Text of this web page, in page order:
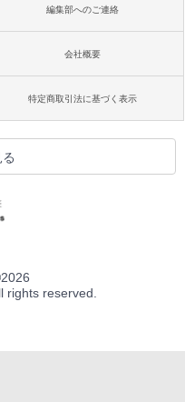
編集部へのご連絡
会社概要
特定商取引法に基づく表示
2026
rights reserved.